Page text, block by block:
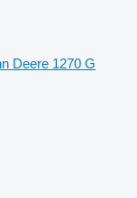
Deere 1270 G